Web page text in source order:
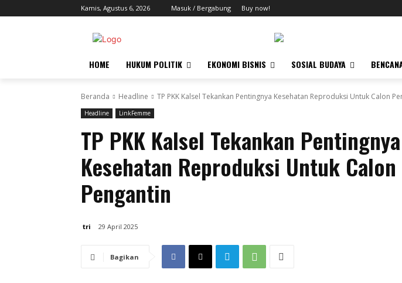
Kamis, Agustus 6, 2026 Masuk / Bergabung Buy now!
HOME HUKUM POLITIK EKONOMI BISNIS SOSIAL BUDAYA
Beranda Headline TP PKK Kalsel Tekankan Pentingnya Kesehatan Reproduksi Untuk Calon
Headline LinkFemme
TP PKK Kalsel Tekankan Pentingnya
Kesehatan Reproduksi Untuk Calon
Pengantin
tri 29 April 2025
Bagikan